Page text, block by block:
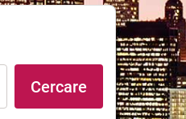
Cercare